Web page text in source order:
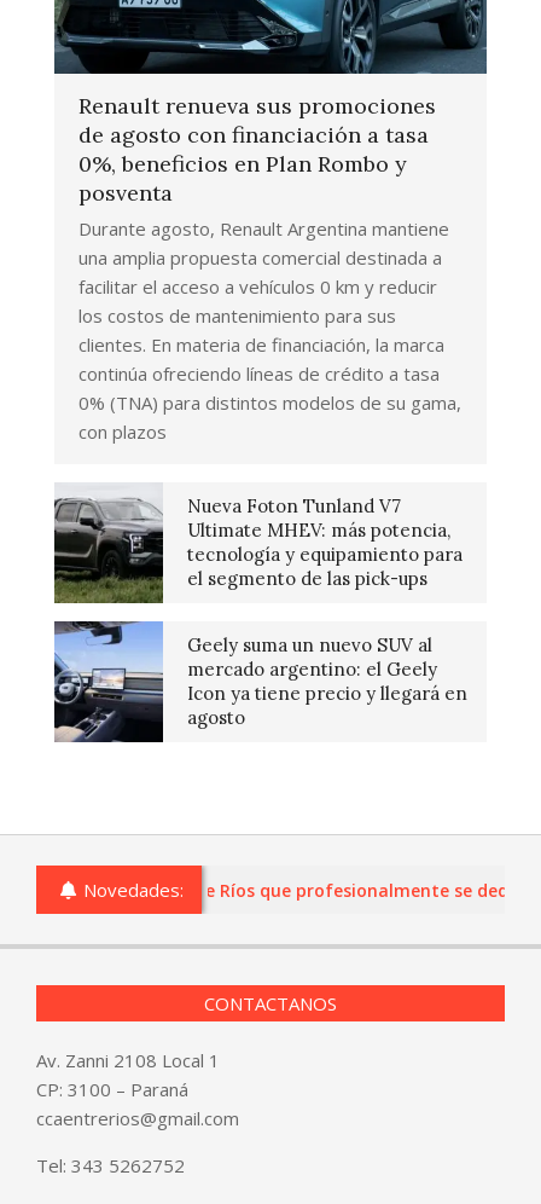
Renault renueva sus promociones
de agosto con financiación a tasa
0%, beneficios en Plan Rombo y
posventa
Durante agosto, Renault Argentina mantiene
una amplia propuesta comercial destinada a
facilitar el acceso a vehículos 0 km y reducir
los costos de mantenimiento para sus
clientes. En materia de financiación, la marca
continúa ofreciendo líneas de crédito a tasa
0% (TNA) para distintos modelos de su gama,
con plazos
Nueva Foton Tunland V7
Ultimate MHEV: más potencia,
tecnología y equipamiento para
el segmento de las pick-ups
Geely suma un nuevo SUV al
mercado argentino: el Geely
Icon ya tiene precio y llegará en
agosto
Novedades:
o comercios de Entre Ríos que profesionalmente se
CONTACTANOS
Av. Zanni 2108 Local 1
CP: 3100 – Paraná
ccaentrerios@gmail.com
Tel: 343 5262752